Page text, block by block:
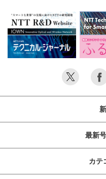
最新
カテ